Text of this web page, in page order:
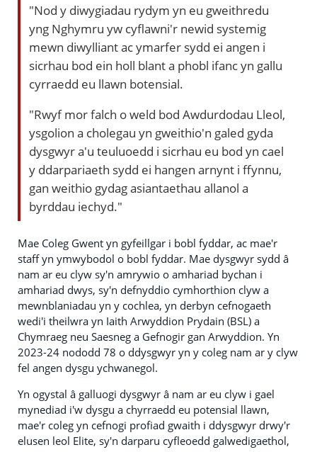
"Nod y diwygiadau rydym yn eu gweithredu
yng Nghymru yw cyflawni'r newid systemig
mewn diwylliant ac ymarfer sydd ei angen i
sicrhau bod ein holl blant a phobl ifanc yn gallu
cyrraedd eu llawn botensial.
"Rwyf mor falch o weld bod Awdurdodau Lleol,
ysgolion a cholegau yn gweithio'n galed gyda
dysgwyr a'u teuluoedd i sicrhau eu bod yn cael
y ddarpariaeth sydd ei hangen arnynt i ffynnu,
gan weithio gydag asiantaethau allanol a
byrddau iechyd."
Mae Coleg Gwent yn gyfeillgar i bobl fyddar, ac mae'r
staff yn ymwybodol o bobl fyddar. Mae dysgwyr sydd â
nam ar eu clyw sy'n amrywio o amhariad bychan i
amhariad dwys, sy'n defnyddio cymhorthion clyw a
mewnblaniadau yn y cochlea, yn derbyn cefnogaeth
wedi'i theilwra yn Iaith Arwyddion Prydain (BSL) a
Chymraeg neu Saesneg a Gefnogir gan Arwyddion. Yn
2023-24 nododd 78 o ddysgwyr yn y coleg nam ar y clyw
fel angen dysgu ychwanegol.
Yn ogystal â galluogi dysgwyr â nam ar eu clyw i gael
mynediad i'w dysgu a chyrraedd eu potensial llawn,
mae'r coleg yn cefnogi profiad gwaith i ddysgwyr drwy'r
elusen leol Elite, sy'n darparu cyfleoedd galwedigaethol,